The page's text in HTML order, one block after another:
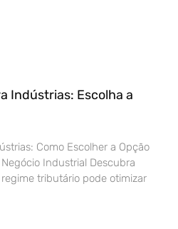
Indústrias: Escolha a
Como Escolher a Opção
Industrial Descubra
tributário pode otimizar